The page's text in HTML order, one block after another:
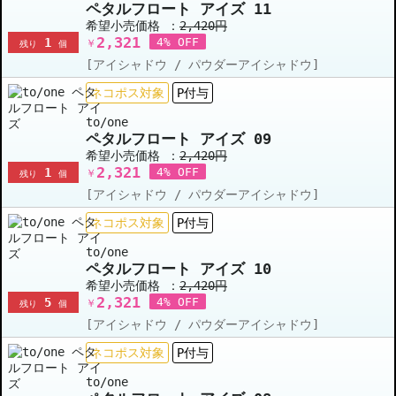
残り 1 個
ペタルフロート アイズ 11
希望小売価格 ： 2,420円
￥ 2,321 4% OFF
[アイシャドウ / パウダーアイシャドウ]
残り 1 個
ネコポス対象 P付与
to/one
ペタルフロート アイズ 09
希望小売価格 ： 2,420円
￥ 2,321 4% OFF
[アイシャドウ / パウダーアイシャドウ]
残り 5 個
ネコポス対象 P付与
to/one
ペタルフロート アイズ 10
希望小売価格 ： 2,420円
￥ 2,321 4% OFF
[アイシャドウ / パウダーアイシャドウ]
ネコポス対象
P付与
to/one